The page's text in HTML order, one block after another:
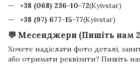
+38 (068) 236-10-72(Kyivstar)
+38 (97) 677-15-77(Kyivstar)
💬 Месенджери (Пишіть нам
Хочете надіслати фото деталі,
або отримати реквізити? Пишіть